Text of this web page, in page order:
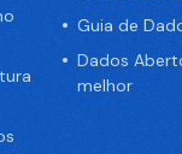
Guia de
Dados
melhor